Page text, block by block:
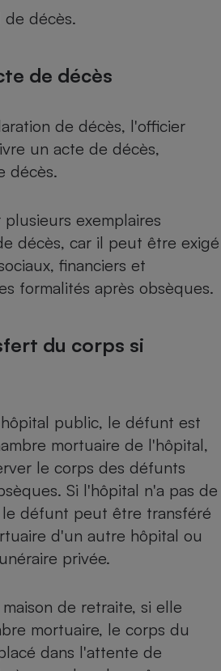
décès.
de décès
de décès, l'officier
un acte de décès,
décès.
exemplaires
décès, car il peut être exigé
financiers et
formalités après obsèques.
du corps si
public, le défunt est
mortuaire de l'hôpital,
le corps des défunts
Si l'hôpital n'a pas de
défunt peut être transféré
d'un autre hôpital ou
privée.
de retraite, si elle
mortuaire, le corps du
dans l'attente de
Robot ménager